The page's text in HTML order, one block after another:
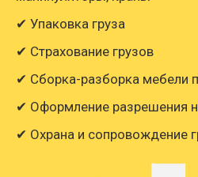
✔ Упаковка груза
✔ Страхование грузов
✔ Сборка-разборка мебели
✔ Оформление разрешения
✔ Охрана и сопровождение